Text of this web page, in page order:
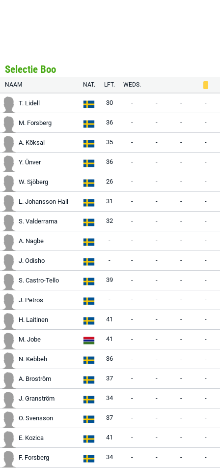
Selectie Boo
NAAM NAT. LFT. WEDS.
T. Lidell 30 - - - -
M. Forsberg 36 - - - -
A. Köksal 35 - - - -
Y. Ünver 36 - - - -
W. Sjöberg 26 - - - -
L. Johansson Hall 31 - - - -
S. Valderrama 32 - - - -
A. Nagbe - - - - -
J. Odisho - - - - -
S. Castro-Tello 39 - - - -
J. Petros - - - - -
H. Laitinen 41 - - - -
M. Jobe 41 - - - -
N. Kebbeh 36 - - - -
A. Broström 37 - - - -
J. Granström 34 - - - -
O. Svensson 37 - - - -
E. Kozica 41 - - - -
F. Forsberg 34 - - - -